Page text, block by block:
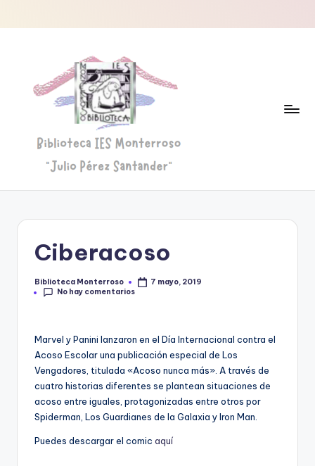
Saltar
Ciberacoso
Publicado
por
Biblioteca Monterroso
7 mayo, 2019
No hay comentarios
Marvel y Panini lanzaron en el Día Internacional contra el
Acoso Escolar una publicación especial de Los
Vengadores, titulada «Acoso nunca más». A través de
cuatro historias diferentes se plantean situaciones de
acoso entre iguales, protagonizadas entre otros por
Spiderman, Los Guardianes de la Galaxia y Iron Man.
Puedes descargar el comic aquí